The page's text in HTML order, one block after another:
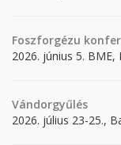
Foszforgézu
2026. június 5. BME,
Vándorgyűlés
2026. július 23-25.,